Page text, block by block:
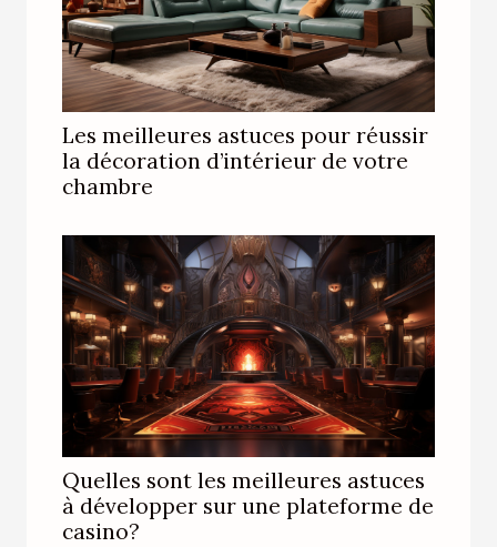
Les meilleures astuces pour réussir
la décoration d’intérieur de votre
chambre
Quelles sont les meilleures astuces
à développer sur une plateforme de
casino?